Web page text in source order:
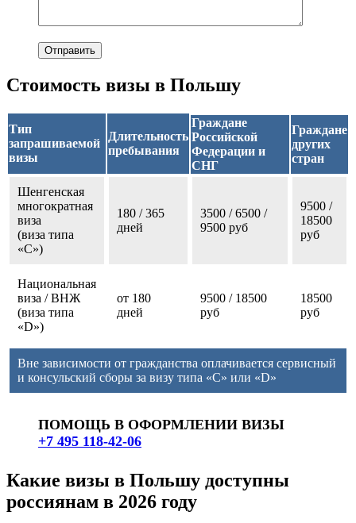
Стоимость визы в Польшу
Тип
запрашиваемой
визы
Длительность
пребывания
Граждане
Российской
Федерации и
СНГ
Граждане
других
стран
Шенгенская
многократная
виза
(виза типа
«С»)
180 / 365
дней
3500 / 6500 /
9500 руб
9500 /
18500
руб
Национальная
виза / ВНЖ
(виза типа
«D»)
от 180
дней
9500 / 18500
руб
18500
руб
Вне зависимости от гражданства оплачивается сервисный
и консульский сборы за визу типа «C» или «D»
ПОМОЩЬ В ОФОРМЛЕНИИ ВИЗЫ
+7 495 118-42-06
Какие визы в Польшу доступны
россиянам в 2026 году